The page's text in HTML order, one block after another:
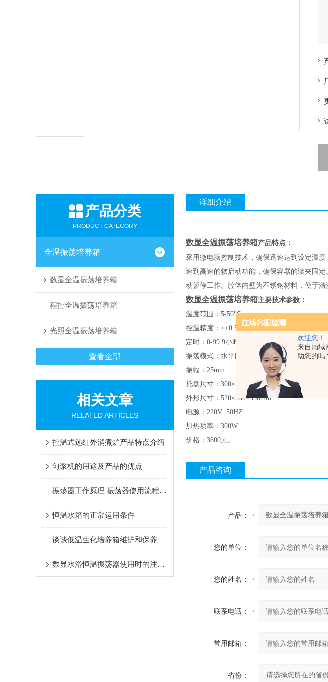
欢迎您！
来自局域
助您的吗
产品分类
PRODUCT CATEGORY
全温振荡培养箱
数显全温振荡培养箱
程控全温振荡培养箱
光照全温振荡培养箱
查看全部
相关文章
RELATED ARTICLES
控温式远红外消煮炉产品特点介绍
匀浆机的用途及产品的优点
振荡器工作原理 振荡器使用流程 振荡器使用注意事项
恒温水箱的正常运用条件
谈谈低温生化培养箱维护和保养
数显水浴恒温振荡器使用时的注意事项
详细介绍
数显全温振荡培养箱产品特点 ：
采用微电脑控制技术，确保迅速达到设定温
速到高速的软启动功能，确保容器的装夹固
动暂停工作。腔体内壁为不锈钢材料，便于清
数显全温振荡培养箱主要技术参数：
温度范围： 5-50℃
控温精度： ≤±0.5
℃
定时： 0-99.9小时
振荡模式： 水平圆周回转
振幅： 25mm
托盘尺寸： 300×230
外形尺寸： 520×330×350mm
电源： 220V 50HZ
加热功率： 300W
价格： 3600元。
产品咨询
产品：
您的单位：
您的姓名：
联系电话：
常用邮箱：
省份：